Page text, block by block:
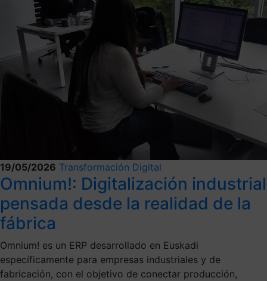
19/05/2026 Transformación Digital
Omnium!: Digitalización industrial
pensada desde la realidad de la
fábrica
Omnium! es un ERP desarrollado en Euskadi
específicamente para empresas industriales y de
fabricación, con el objetivo de conectar producción,